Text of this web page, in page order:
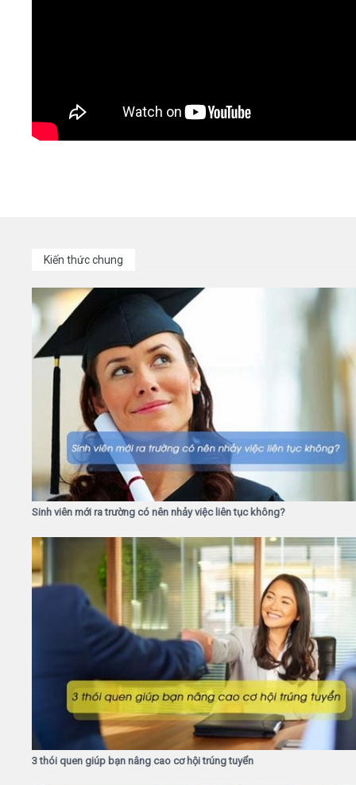
Kiến thức chung
Sinh viên mới ra trường có nên nhảy việc liên tục không?
3 thói quen giúp bạn nâng cao cơ hội trúng tuyển